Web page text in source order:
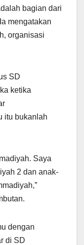
bagian dari
mengatakan
organisasi
SD
ketika
itu bukanlah
Saya
2 dan anak-
dengan
di SD